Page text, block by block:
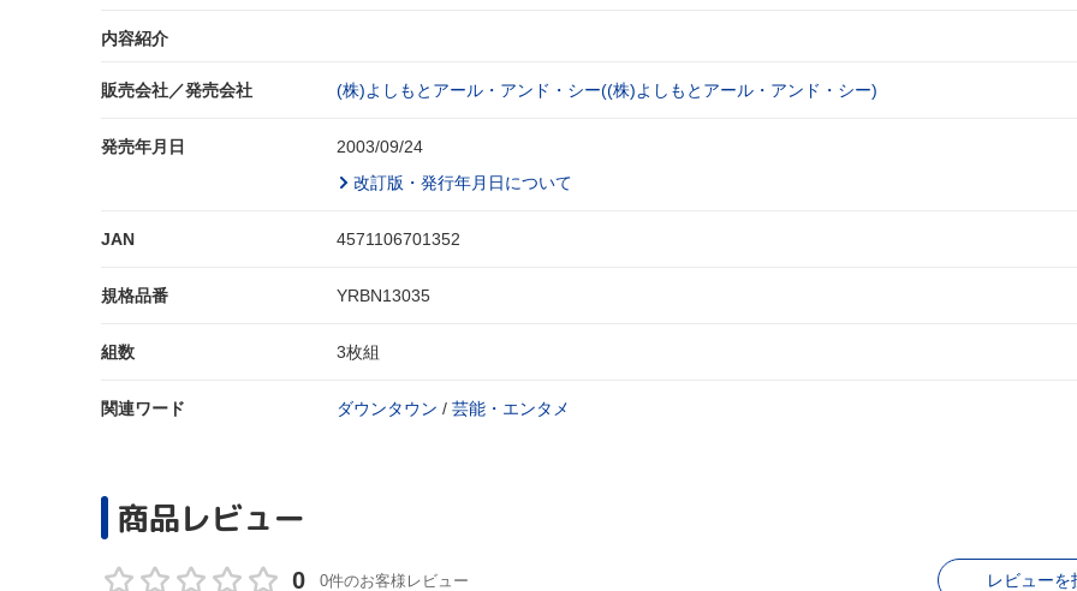
内容紹介
販売会社／発売会社 (株)よしもとアール・アンド・シー((株)よしもとアール・アンド・シー)
発売年月日
2003/09/24
改訂版・発行年月日について
JAN 4571106701352
規格品番 YRBN13035
組数 3枚組
関連ワード ダウンタウン / 芸能・エンタメ
商品レビュー
0 0件のお客様レビュー レビューを